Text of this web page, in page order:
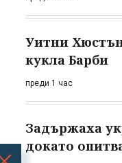
Уитни
кукла Барби
преди 1 час
Задържаха
докато